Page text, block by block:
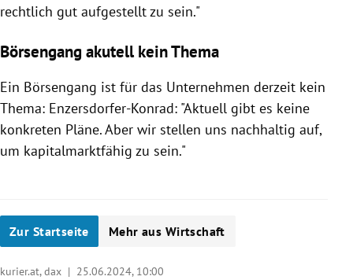
rechtlich gut aufgestellt zu sein."
Börsengang akutell kein Thema
Ein Börsengang ist für das Unternehmen derzeit kein
Thema: Enzersdorfer-Konrad: "Aktuell gibt es keine
konkreten Pläne. Aber wir stellen uns nachhaltig auf,
um kapitalmarktfähig zu sein."
Zur Startseite Mehr aus Wirtschaft
kurier.at, dax | 25.06.2024, 10:00